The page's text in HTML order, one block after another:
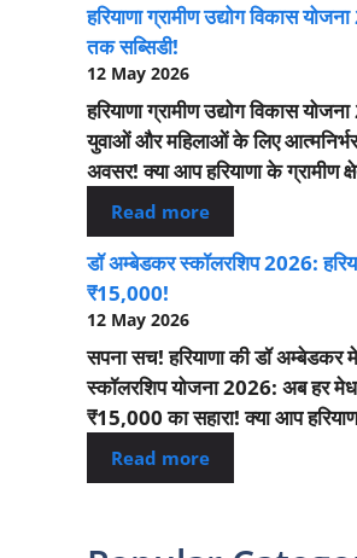
हरियाणा ग्रामीण उद्योग विकास
तक सब्सिडी!
12 May 2026
हरियाणा ग्रामीण उद्योग विकास
युवाओं और महिलाओं के लिए
अवसर! क्या आप हरियाणा के ग्रामीण
Read more
डॉ अम्बेडकर स्कॉलरशिप 2026:
₹15,000!
12 May 2026
सपना सच! हरियाणा की डॉ अम्बेडकर
स्कॉलरशिप योजना 2026: अब हर
₹15,000 का सहारा! क्या आप
Read more